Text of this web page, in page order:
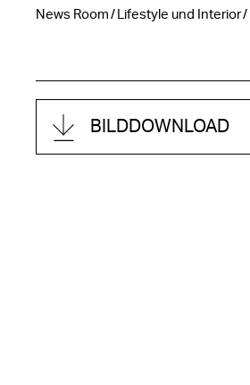
News Room Lifestyle und Interior
BILDDOWNLOAD